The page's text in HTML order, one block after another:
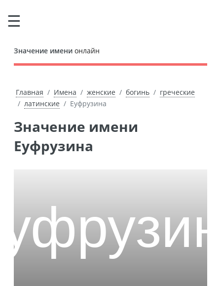
Значение имени онлайн
Главная Имена женские богинь
греческие
латинские
Еуфрузина
Значение имени
Еуфрузина